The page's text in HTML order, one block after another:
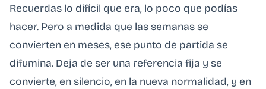
Recuerdas lo difícil que era, lo poco que podías
hacer. Pero a medida que las semanas se
convierten en meses, ese punto de partida se
difumina. Deja de ser una referencia fija y se
convierte, en silencio, en la nueva normalidad, y en